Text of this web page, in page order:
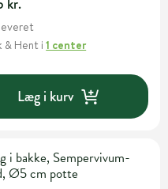
kr.
& Hent i1 center
Læg i kurv
i bakke, Sempervivum-
Ø5 cm potte